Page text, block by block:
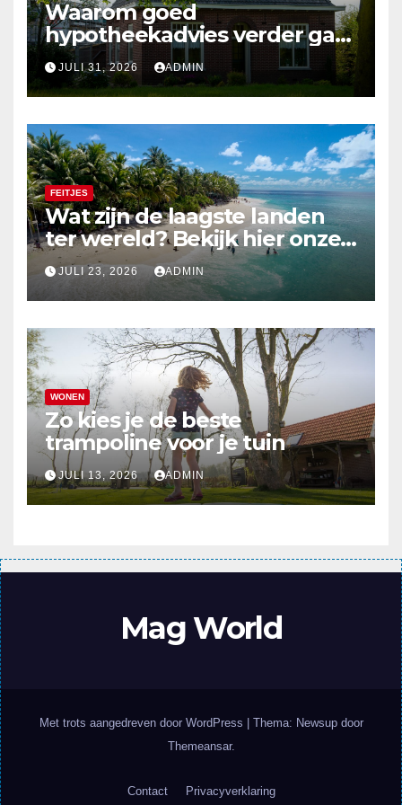
Waarom goed
hypotheekadvies verder gaat
dan alleen cijfers
JULI 31, 2026 ADMIN
FEITJES
Wat zijn de laagste landen
ter wereld? Bekijk hier onze
top 10
JULI 23, 2026 ADMIN
WONEN
Zo kies je de beste
trampoline voor je tuin
JULI 13, 2026 ADMIN
Mag World
Met trots aangedreven door WordPress
Thema: Newsup door
Themeansar.
Contact Privacyverklaring